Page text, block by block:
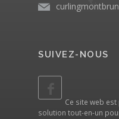
SUIVEZ-NOUS
Ce site web
solution tout-en-un